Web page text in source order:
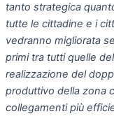
tanto strategica
tutte le cittadine e i
vedranno migliorata
primi tra tutti quelle
realizzazione del
produttivo della zona
collegamenti più